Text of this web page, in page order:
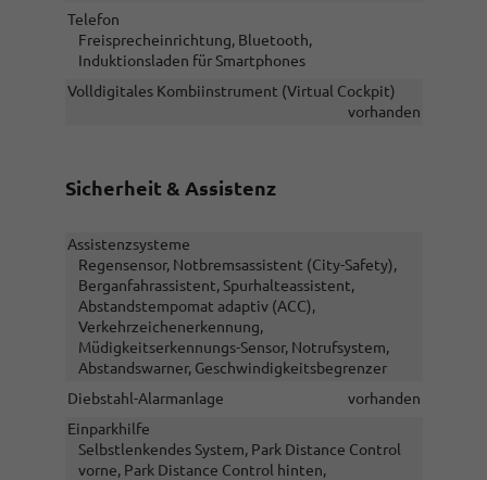
Telefon
Freisprecheinrichtung, Bluetooth,
Induktionsladen für Smartphones
Volldigitales Kombiinstrument (Virtual Cockpit)
vorhanden
Sicherheit & Assistenz
Assistenzsysteme
Regensensor, Notbremsassistent (City-Safety),
Berganfahrassistent, Spurhalteassistent,
Abstandstempomat adaptiv (ACC),
Verkehrzeichenerkennung,
Müdigkeitserkennungs-Sensor, Notrufsystem,
Abstandswarner, Geschwindigkeitsbegrenzer
Diebstahl-Alarmanlage
vorhanden
Einparkhilfe
Selbstlenkendes System, Park Distance Control
vorne, Park Distance Control hinten,